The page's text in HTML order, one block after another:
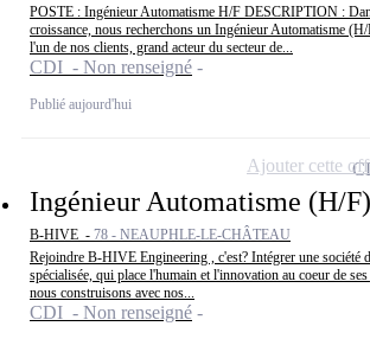
POSTE : Ingénieur Automatisme H/F DESCRIPTION :
croissance, nous recherchons un Ingénieur Automatisme
l'un de nos clients, grand acteur du secteur de...
CDI - Non renseigné
Publié aujourd'hui
Ingénieur Automatisme (H/F)
B-HIVE - 78 - NEAUPHLE-LE-CHÂTEAU
Rejoindre B-HIVE Engineering , c'est? Intégrer une société
spécialisée, qui place l'humain et l'innovation au coeur de
nous construisons avec nos...
CDI - Non renseigné
Ajouter cette